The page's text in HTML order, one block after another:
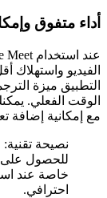
أداء متفوق
الفيديو واستهلاك
التطبيق ميزة
الوقت الفعلي.
مع إمكانية إضافة
للحصول على
خاصة عند
احترافي.